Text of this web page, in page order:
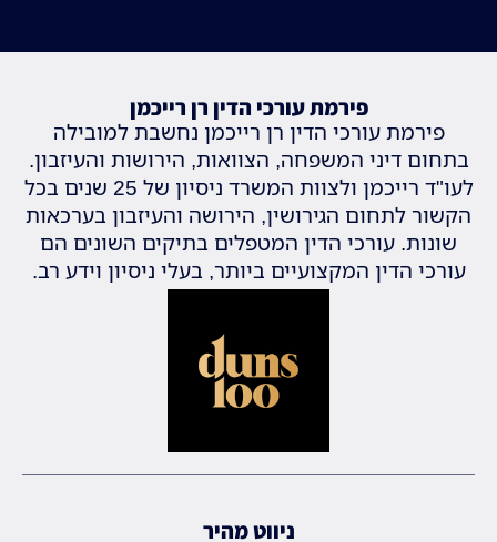
פירמת עורכי הדין רן רייכמן
פירמת עורכי הדין רן רייכמן נחשבת למובילה
בתחום דיני המשפחה, הצוואות, הירושות והעיזבון.
לעו"ד רייכמן ולצוות המשרד ניסיון של 25 שנים בכל
הקשור לתחום הגירושין, הירושה והעיזבון בערכאות
שונות. עורכי הדין המטפלים בתיקים השונים הם
עורכי הדין המקצועיים ביותר, בעלי ניסיון וידע רב.
ניווט מהיר